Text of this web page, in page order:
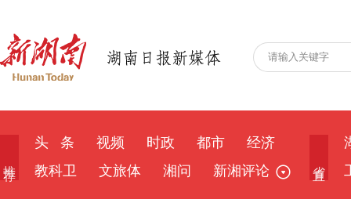
头 条 视频 时政 都市
经济
教科卫
文旅体 湘问 新湘评论